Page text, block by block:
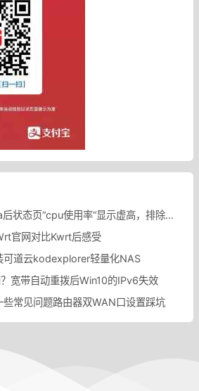
安装luci-app-minidlna后状态页“cpu使用率“显示虚高，排除过程记录。
官网对比Kwrt后感受
道云kodexplorer轻量化NAS
宽带自动重拨后Win10的IPv6失效
常见问题路由器双WAN口设置踩坑